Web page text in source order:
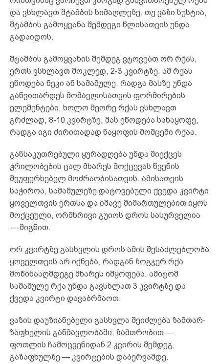
და ვსხლავთ შტამბის სიმაღლეზე. თუ ვაზი სუსტია,
შტამბის გამოყვანა შემდეგი წლისათვის უნდა
გადაიდოს.
შტამბის გამოყვანის შემდეგ ვტოვებთ ორ რქას,
ერთს ვსხლავთ მოკლედ, 2-3 კვირტზე. ამ რქას
ეწოდება ნეკი ან სამამულე, რადგა მასზე უნდა
განვითარდეს მომავლისათვის ფორმირების
ელემენტები, ხოლო მეორე რქას ვსხლავთ
გრძლად, 8-10 კვირტზე, მას ეწოდება სანაყოფე,
რადგა იგი ძირითადად ნაყოფის მომცემი რქაა.
განსაკუთრებული ყურადღება უნდა მიექცეს
ჭრილობების ცალ მხარეს მოქცევას წვენის
შეუფერხებელ მოძრაობისათვის. ამისათვის
საჭიროა, სამამულეზე დატოვებული ქვედა კვირტი
ყოველთვის ერთსა და იმავე მიმართულებით იყოს
მოქცეული, ორმხრივი გუიოს დროს სასურველია
— შიგნით.
ორ კვირტზე გასხვლის დროს ამის შესაძლებლობა
ყოველთვის არ იქნება, რადგან ზოგჯერ რქა
მოწინააღმდეგე მხარეს იმყოფება. ამიტომ
სამამულე რქა უნდა გავსხლათ 3 კვირტზე და
ქვედა კვირტი დავაბრმაოთ.
ვაზის დაუზიანებელი გასხვლა შეიძლება ზამთარ-
ზაფხულის განმავლობაში, ზამთრობით —
ფოთლის ჩამოცვენიდან 2 კვირის შემდეგ,
გაზაფხულზე — კვირტების დაბერვამდე.